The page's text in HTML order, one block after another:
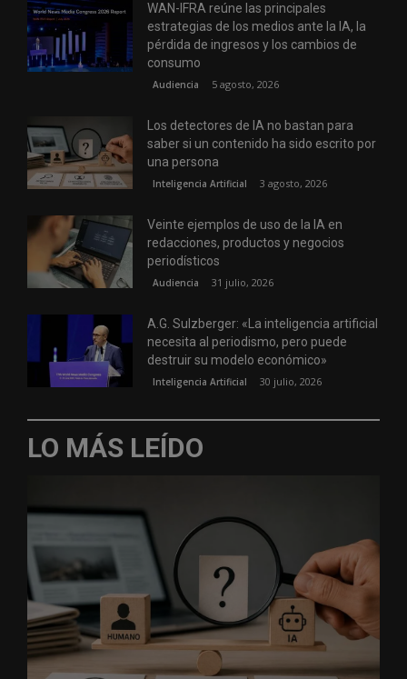
WAN-IFRA reúne las principales
estrategias de los medios ante la IA, la
pérdida de ingresos y los cambios de
consumo
Audiencia 5 agosto, 2026
Los detectores de IA no bastan para
saber si un contenido ha sido escrito por
una persona
Inteligencia Artificial 3 agosto, 2026
Veinte ejemplos de uso de la IA en
redacciones, productos y negocios
periodísticos
Audiencia 31 julio, 2026
A.G. Sulzberger: «La inteligencia artificial
necesita al periodismo, pero puede
destruir su modelo económico»
Inteligencia Artificial 30 julio, 2026
LO MÁS LEÍDO